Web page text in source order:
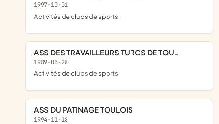
1997-10-01
Activités de clubs de sports
ASS DES TRAVAILLEURS TURCS DE TOUL
1989-05-28
Activités de clubs de sports
ASS DU PATINAGE TOULOIS
1994-11-18